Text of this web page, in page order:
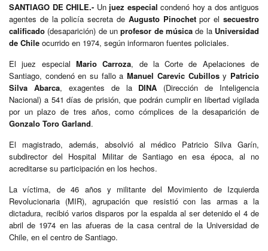
SANTIAGO DE CHILE.- Un juez especial condenó hoy a dos antiguos
agentes de la policía secreta de Augusto Pinochetpor elsecuestro
calificado (desaparición) de unprofesor de música de la Universidad
de Chile ocurrido en 1974, según informaron fuentes policiales.
El juez especial Mario Carroza, de la Corte de Apelaciones de
Santiago, condenó en su fallo aManuel Carevic Cubillosy Patricio
Silva Abarca, exagentes de laDINA (Dirección de Inteligencia
Nacional) a 541 días de prisión, que podrán cumplir en libertad vigilada
por un plazo de tres años, como cómplices de la desaparición de
Gonzalo Toro Garland.
El magistrado, además, absolvió al médico Patricio Silva Garín,
subdirector del Hospital Militar de Santiago en esa época, al no
acreditarse su participación en los hechos.
La víctima, de 46 años y militante del Movimiento de Izquierda
Revolucionaria (MIR), agrupación que resistió con las armas a la
dictadura, recibió varios disparos por la espalda al ser detenido el 4 de
abril de 1974 en las afueras de la casa central de la Universidad de
Chile, en el centro de Santiago.